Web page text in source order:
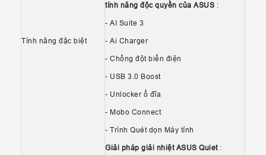
Tính năng đặc biệt
tính năng độc quyền của ASUS :
- AI Suite 3
- Ai Charger
- Chống đột biến điện
- USB 3.0 Boost
- Unlocker ổ đĩa
- Mobo Connect
- Trình Quét dọn Máy tính
Giải pháp giải nhiệt ASUS Quiet: